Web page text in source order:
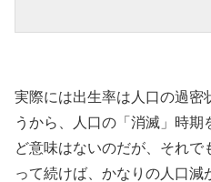
実際には出生率は人口の過密
うから、人口の「消滅」時
ど意味はないのだが、それで
って続けば、かなりの人口